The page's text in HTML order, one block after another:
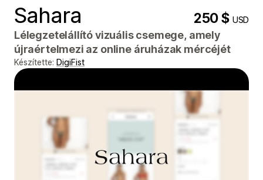
Sahara 250 $USD
Lélegzetelállító vizuális csemege, amely
újraértelmezi az online áruházak mércéjét
Készítette: DigiFist